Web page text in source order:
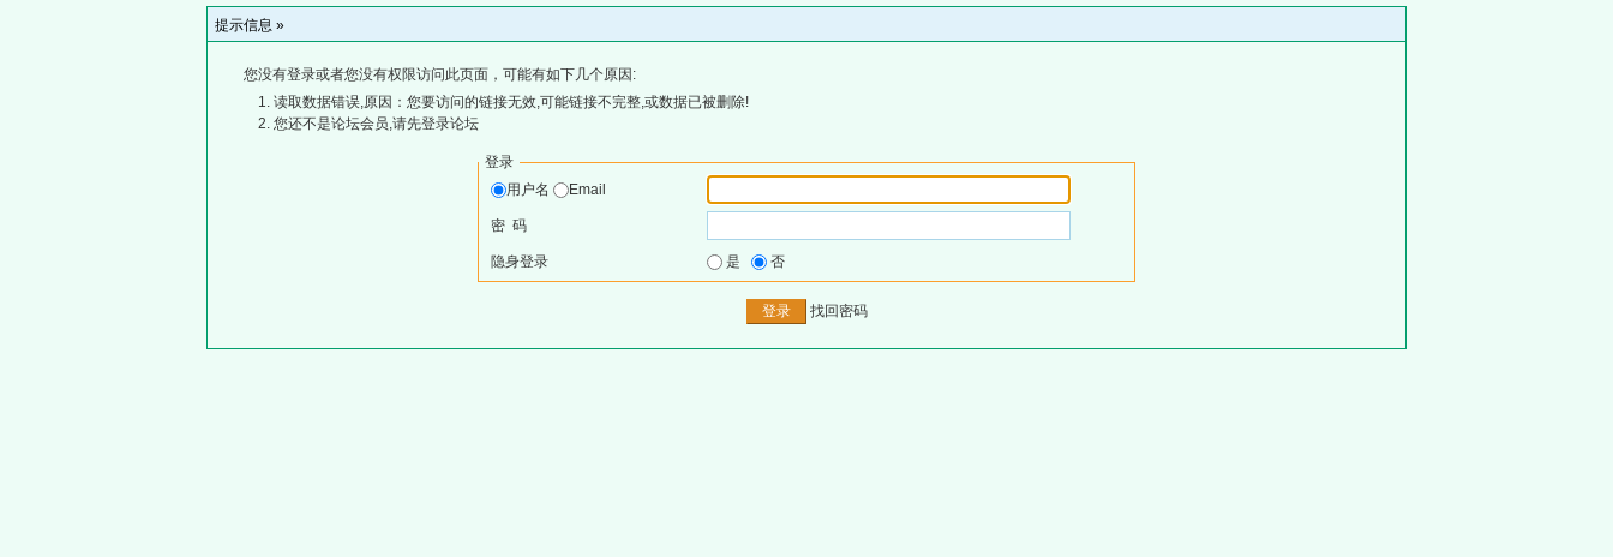
提示信息 »
您没有登录或者您没有权限访问此页面，可能有如下几个原因:
读取数据错误,原因：您要访问的链接无效,可能链接不完整,或数据已被删除!
您还不是论坛会员,请先登录论坛
登录
用户名
Email
密 码
隐身登录 是 否
找回密码